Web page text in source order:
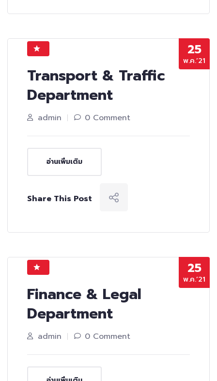
25
พ.ค.’21
Transport & Traffic
Department
admin 0 Comment
อ่านเพิ่มเติม
Share This Post
25
พ.ค.’21
Finance & Legal
Department
admin 0 Comment